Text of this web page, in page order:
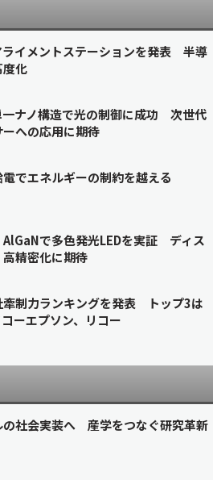
ライメントステーションを発表 半導
度化
一ナノ構造で光の制御に成功 次世代
への応用に期待
でエネルギーの制約を越える
AlGaNで多色発光LEDを実証 ディス
精密化に期待
牽制力ランキングを発表 トップ3は
ーエプソン、リコー
の社会実装へ 産学をつなぐ研究革新